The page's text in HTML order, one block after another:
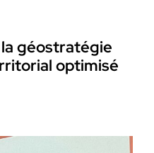
géostratégie
optimisé